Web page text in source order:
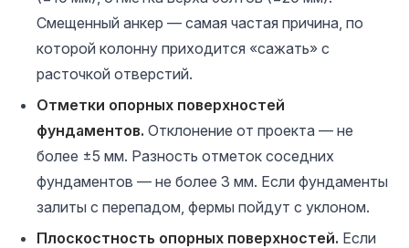
Смещенный анкер — самая частая причина, по
которой колонну приходится «сажать» с
расточкой отверстий.
Отметки опорных поверхностей
фундаментов. Отклонение от проекта — не
более ±5 мм. Разность отметок соседних
фундаментов — не более 3 мм. Если фундаменты
залиты с перепадом, фермы пойдут с уклоном.
Плоскостность опорных поверхностей. Если